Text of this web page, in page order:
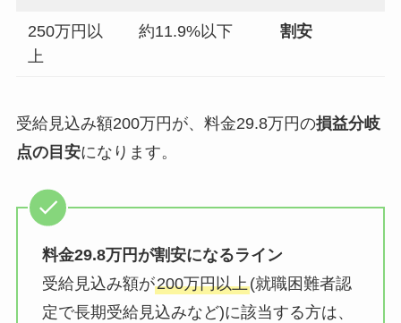
250万円以
上
約11.9%以下 割安
受給見込み額200万円が、料金29.8万円の損益分岐
点の目安になります。
料金29.8万円が割安になるライン
受給見込み額が200万円以上(就職困難者認
定で長期受給見込みなど)に該当する方は、